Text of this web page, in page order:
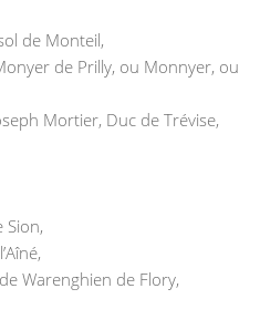
de Monteil,
de Prilly, ou Monnyer, ou
Mortier, Duc de Trévise,
Sion,
Warenghien de Flory,